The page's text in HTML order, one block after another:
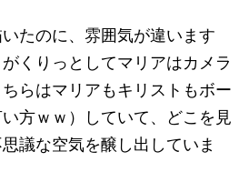
たのに、雰囲気が違います
くりっとしてマリアはカメラ
らはマリアもキリストもボー
方ｗｗ）していて、どこを見
議な空気を醸し出していま